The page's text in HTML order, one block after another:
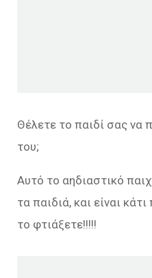
Θέλετε το παιδί σας να
του;
Αυτό το αηδιαστικό
τα παιδιά, και είναι
το φτιάξετε!!!!!